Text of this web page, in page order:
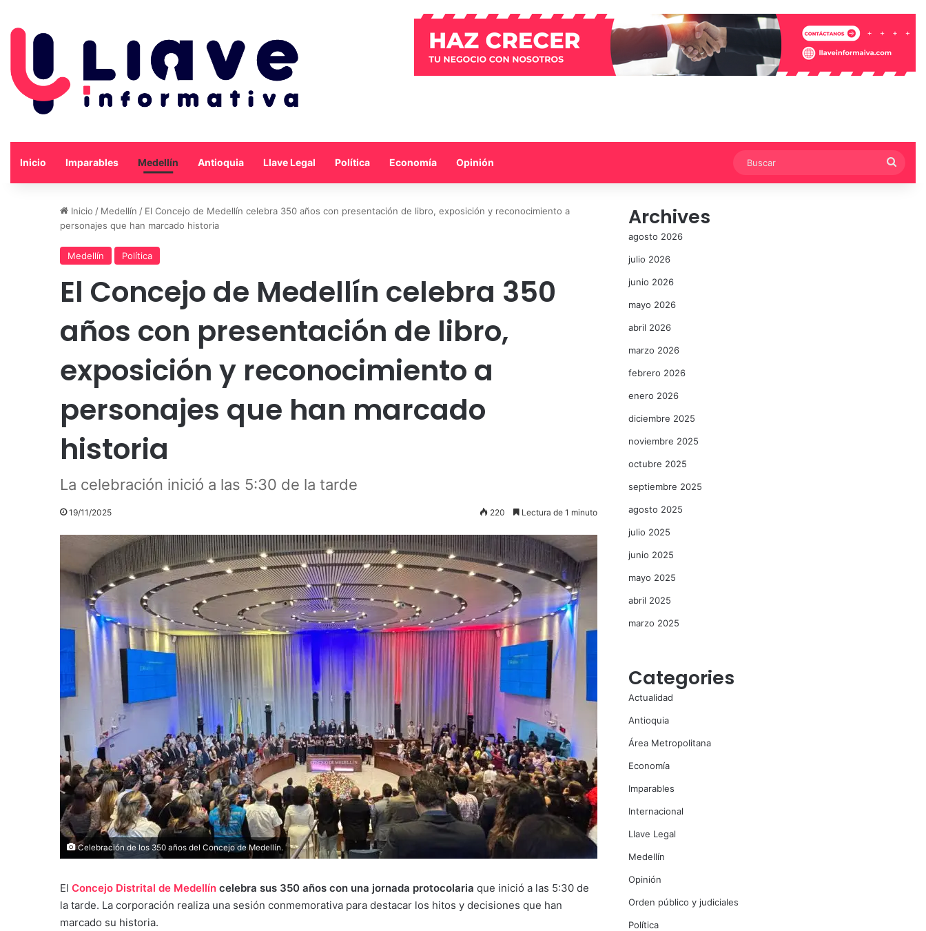
Inicio Imparables Medellín Antioquia Llave Legal Política Economía Opinión
Inicio / Medellín / El Concejo de Medellín celebra 350 años con presentación de libro, exposición y reconocimiento a
personajes que han marcado historia
Medellín Política
El Concejo de Medellín celebra 350
años con presentación de libro,
exposición y reconocimiento a
personajes que han marcado
historia
La celebración inició a las 5:30 de la tarde
19/11/2025 220 Lectura de 1 minuto
Celebración de los 350 años del Concejo de Medellín.
El Concejo Distrital de Medellín celebra sus 350 años con una jornada protocolaria que inició a las 5:30 de
la tarde. La corporación realiza una sesión conmemorativa para destacar los hitos y decisiones que han
marcado su historia.
Archives
agosto 2026
julio 2026
junio 2026
mayo 2026
abril 2026
marzo 2026
febrero 2026
enero 2026
diciembre 2025
noviembre 2025
octubre 2025
septiembre 2025
agosto 2025
julio 2025
junio 2025
mayo 2025
abril 2025
marzo 2025
Categories
Actualidad
Antioquia
Área Metropolitana
Economía
Imparables
Internacional
Llave Legal
Medellín
Opinión
Orden público y judiciales
Política